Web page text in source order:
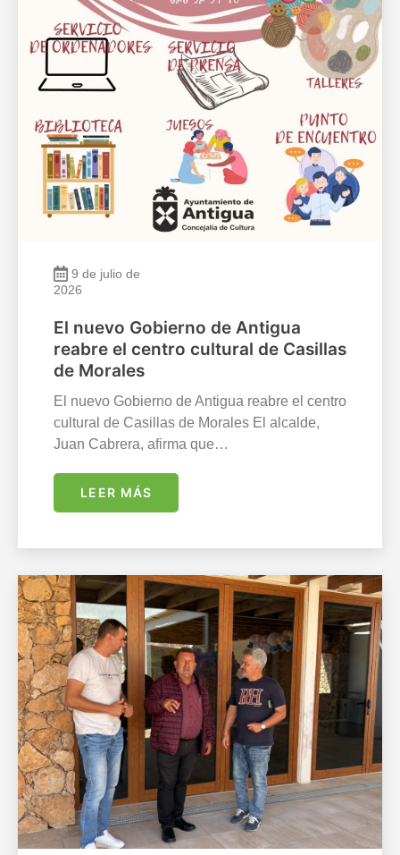
9 de julio de
2026
El nuevo Gobierno de Antigua
reabre el centro cultural de Casillas
de Morales
El nuevo Gobierno de Antigua reabre el centro
cultural de Casillas de Morales El alcalde,
Juan Cabrera, afirma que…
LEER MÁS